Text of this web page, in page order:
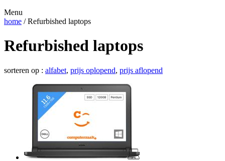
Menu
home / Refurbished laptops
Refurbished laptops
sorteren op : alfabet, prijs oplopend, prijs aflopend